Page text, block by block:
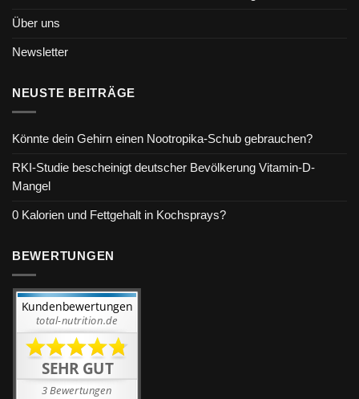
Über uns
Newsletter
NEUSTE BEITRÄGE
Könnte dein Gehirn einen Nootropika-Schub gebrauchen?
RKI-Studie bescheinigt deutscher Bevölkerung Vitamin-D-
Mangel
0 Kalorien und Fettgehalt in Kochsprays?
BEWERTUNGEN